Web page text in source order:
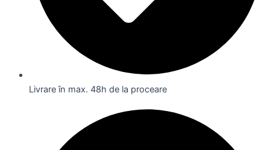
Livrare în max. 48h de la proceare